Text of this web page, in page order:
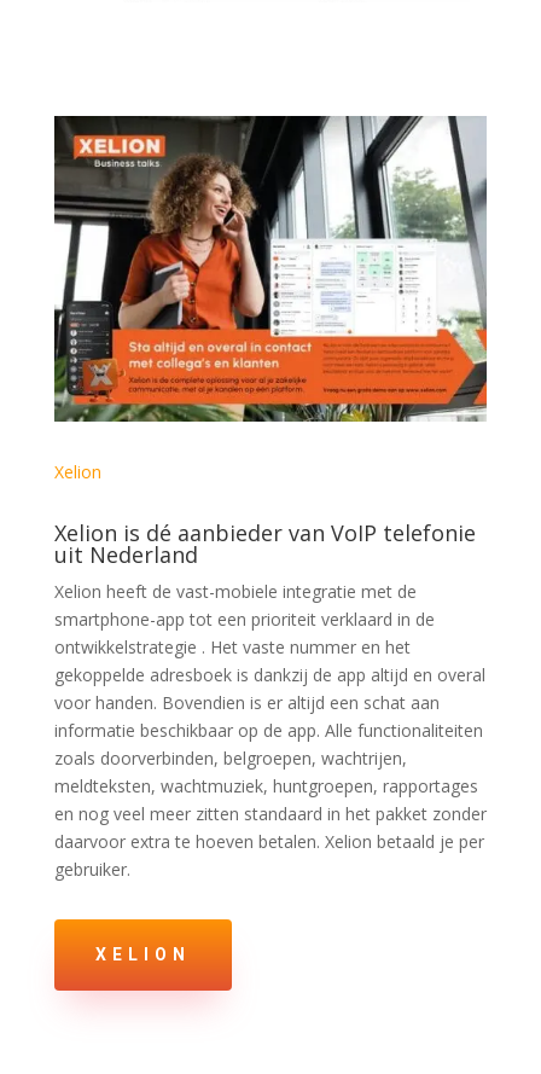
Xelion
Xelion is dé aanbieder van VoIP telefonie
uit Nederland
Xelion heeft de vast-mobiele integratie met de
smartphone-app tot een prioriteit verklaard in de
ontwikkelstrategie . Het vaste nummer en het
gekoppelde adresboek is dankzij de app altijd en overal
voor handen. Bovendien is er altijd een schat aan
informatie beschikbaar op de app. Alle functionaliteiten
zoals doorverbinden, belgroepen, wachtrijen,
meldteksten, wachtmuziek, huntgroepen, rapportages
en nog veel meer zitten standaard in het pakket zonder
daarvoor extra te hoeven betalen. Xelion betaald je per
gebruiker.
XELION